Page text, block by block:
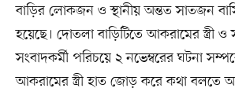
বাড়ির লোকজন ও স্থানীয় অন্তত সাতজন
হয়েছে। দোতলা বাড়িটিতে আকরামের স্ত্রী ও
সংবাদকর্মী পরিচয়ে ২ নভেম্বরের ঘটনা
আকরামের স্ত্রী হাত জোড় করে কথা বলতে